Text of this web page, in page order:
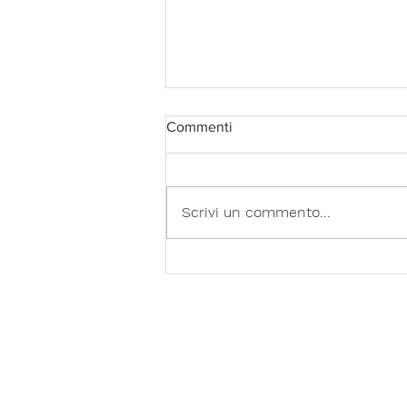
Primi passi in islandese
Commenti
Scrivi un commento...